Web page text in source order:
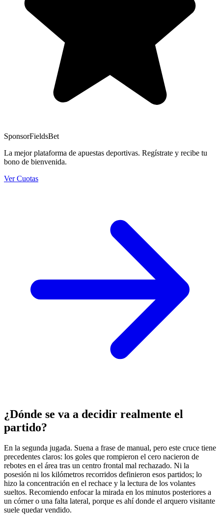
SponsorFieldsBet
La mejor plataforma de apuestas deportivas. Regístrate y recibe tu
bono de bienvenida.
Ver Cuotas
¿Dónde se va a decidir realmente el
partido?
En la segunda jugada. Suena a frase de manual, pero este cruce tiene
precedentes claros: los goles que rompieron el cero nacieron de
rebotes en el área tras un centro frontal mal rechazado. Ni la
posesión ni los kilómetros recorridos definieron esos partidos; lo
hizo la concentración en el rechace y la lectura de los volantes
sueltos. Recomiendo enfocar la mirada en los minutos posteriores a
un córner o una falta lateral, porque es ahí donde el arquero visitante
suele quedar vendido.